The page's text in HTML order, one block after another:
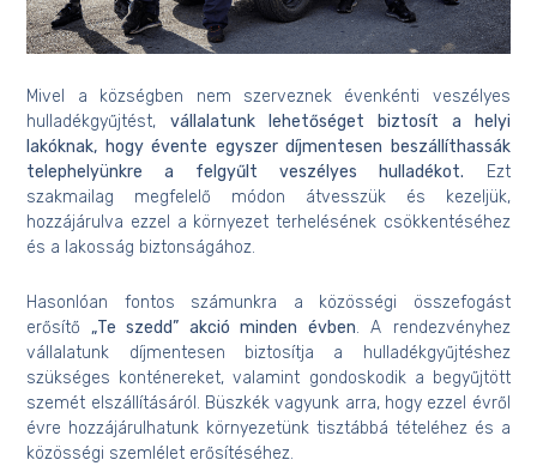
Mivel a községben nem szerveznek évenkénti veszélyes
hulladékgyűjtést,vállalatunk lehetőséget biztosít a helyi
lakóknak, hogy évente egyszer díjmentesen beszállíthassák
telephelyünkre a felgyűlt veszélyes hulladékot. Ezt
szakmailag megfelelő módon átvesszük és kezeljük,
hozzájárulva ezzel a környezet terhelésének csökkentéséhez
és a lakosság biztonságához.
Hasonlóan fontos számunkra a közösségi összefogást
erősítő „Te szedd” akció minden évben. A rendezvényhez
vállalatunk díjmentesen biztosítja a hulladékgyűjtéshez
szükséges konténereket, valamint gondoskodik a begyűjtött
szemét elszállításáról. Büszkék vagyunk arra, hogy ezzel évről
évre hozzájárulhatunk környezetünk tisztábbá tételéhez és a
közösségi szemlélet erősítéséhez.